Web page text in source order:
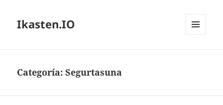
Ikasten.IO
Categoría:Segurtasuna